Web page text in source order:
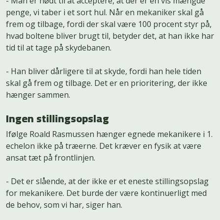
penge, vi taber i et sort hul. Når en mekaniker skal gå
frem og tilbage, fordi der skal være 100 procent styr på,
hvad boltene bliver brugt til, betyder det, at han ikke har
tid til at tage på skydebanen.
- Han bliver dårligere til at skyde, fordi han hele tiden
skal gå frem og tilbage. Det er en prioritering, der ikke
hænger sammen.
Ingen stillingsopslag
Ifølge Roald Rasmussen hænger egnede mekanikere i 1.
echelon ikke på træerne. Det kræver en fysik at være
ansat tæt på frontlinjen.
- Det er slående, at der ikke er et eneste stillingsopslag
for mekanikere. Det burde der være kontinuerligt med
de behov, som vi har, siger han.